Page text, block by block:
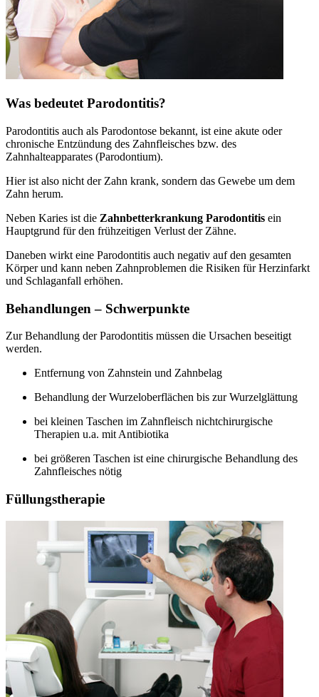
Was bedeutet Parodontitis?
Parodontitis auch als Parodontose bekannt, ist eine akute oder
chronische Entzündung des Zahnfleisches bzw. des
Zahnhalteapparates (Parodontium).
Hier ist also nicht der Zahn krank, sondern das Gewebe um dem
Zahn herum.
Neben Karies ist die Zahnbetterkrankung Parodontitis ein
Hauptgrund für den frühzeitigen Verlust der Zähne.
Daneben wirkt eine Parodontitis auch negativ auf den gesamten
Körper und kann neben Zahnproblemen die Risiken für Herzinfarkt
und Schlaganfall erhöhen.
Behandlungen – Schwerpunkte
Zur Behandlung der Parodontitis müssen die Ursachen beseitigt
werden.
Entfernung von Zahnstein und Zahnbelag
Behandlung der Wurzeloberflächen bis zur Wurzelglättung
bei kleinen Taschen im Zahnfleisch nichtchirurgische
Therapien u.a. mit Antibiotika
bei größeren Taschen ist eine chirurgische Behandlung des
Zahnfleisches nötig
Füllungstherapie